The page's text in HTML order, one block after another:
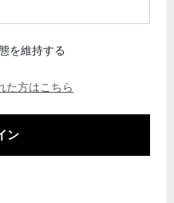
を維持する
た方はこちら
ン